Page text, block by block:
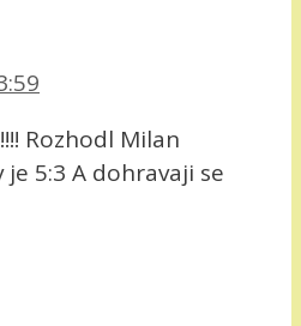
Rozhodl Milan
je 5:3 A dohravaji se